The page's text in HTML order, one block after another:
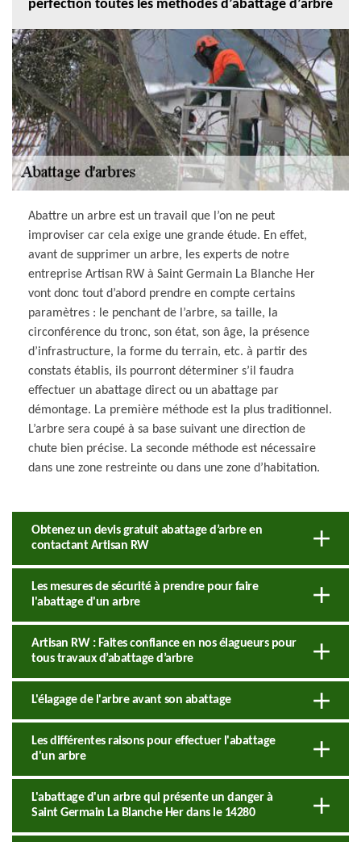
perfection toutes les méthodes d’abattage d’arbre
Abattre un arbre est un travail que l’on ne peut
improviser car cela exige une grande étude. En effet,
avant de supprimer un arbre, les experts de notre
entreprise Artisan RW à Saint Germain La Blanche Her
vont donc tout d’abord prendre en compte certains
paramètres : le penchant de l’arbre, sa taille, la
circonférence du tronc, son état, son âge, la présence
d’infrastructure, la forme du terrain, etc. à partir des
constats établis, ils pourront déterminer s’il faudra
effectuer un abattage direct ou un abattage par
démontage. La première méthode est la plus traditionnel.
L’arbre sera coupé à sa base suivant une direction de
chute bien précise. La seconde méthode est nécessaire
dans une zone restreinte ou dans une zone d’habitation.
Obtenez un devis gratuit abattage d’arbre en
contactant Artisan RW
Les mesures de sécurité à prendre pour faire
l'abattage d'un arbre
Artisan RW : Faites confiance en nos élagueurs pour
tous travaux d’abattage d’arbre
L'élagage de l'arbre avant son abattage
Les différentes raisons pour effectuer l'abattage
d'un arbre
L'abattage d'un arbre qui présente un danger à
Saint Germain La Blanche Her dans le 14280